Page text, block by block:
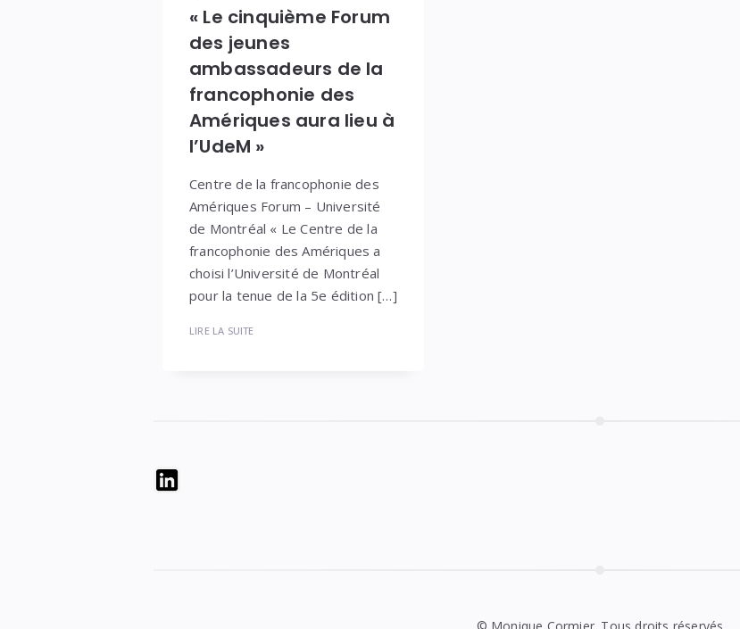
« Le cinquième Forum
des jeunes
ambassadeurs de la
francophonie des
Amériques aura lieu à
l’UdeM »
Centre de la francophonie des
Amériques Forum – Université
de Montréal « Le Centre de la
francophonie des Amériques a
choisi l’Université de Montréal
pour la tenue de la 5e édition […]
LIRE LA SUITE